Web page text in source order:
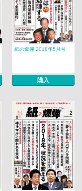
紙の爆弾 2018年5月号
購入